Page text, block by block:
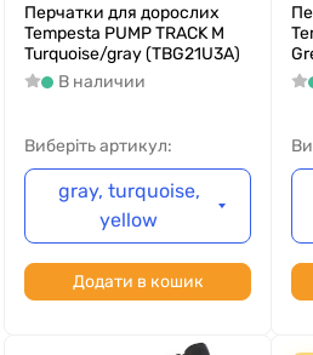
Перчатки для дорослих
Tempesta PUMP TRACK M
Turquoise/gray (TBG21U3A)
В наличии
Виберіть артикул:
gray, turquoise,
yellow
Додати в кошик